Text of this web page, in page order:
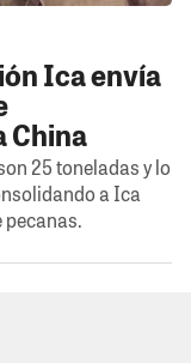
Ica envía
China
25 toneladas y lo
a Ica